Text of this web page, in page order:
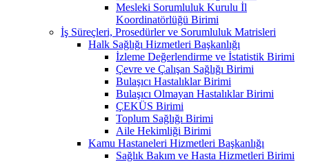
Mesleki Sorumluluk Kurulu İl
Koordinatörlüğü Birimi
İş Süreçleri, Prosedürler ve Sorumluluk Matrisleri
Halk Sağlığı Hizmetleri Başkanlığı
İzleme Değerlendirme ve İstatistik Birimi
Çevre ve Çalışan Sağlığı Birimi
Bulaşıcı Hastalıklar Birimi
Bulaşıcı Olmayan Hastalıklar Birimi
ÇEKÜS Birimi
Toplum Sağlığı Birimi
Aile Hekimliği Birimi
Kamu Hastaneleri Hizmetleri Başkanlığı
Sağlık Bakım ve Hasta Hizmetleri Birimi